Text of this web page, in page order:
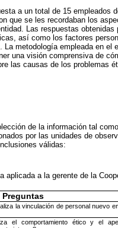
a un total de 15 empleados
que se les recordaban los
Las respuestas
así como los factores
La metodología empleada en
una visión comprensiva de
las causas de los problemas
de la información tal
por las unidades de
válidas:
aplicada a la gerente de la
Preguntas
la vinculación de personal nuevo
el comportamiento ético y el